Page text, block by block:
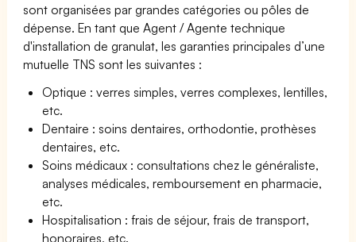
sont organisées par grandes catégories ou pôles de
dépense. En tant que Agent / Agente technique
d'installation de granulat, les garanties principales d’une
mutuelle TNS sont les suivantes :
Optique : verres simples, verres complexes, lentilles,
etc.
Dentaire : soins dentaires, orthodontie, prothèses
dentaires, etc.
Soins médicaux : consultations chez le généraliste,
analyses médicales, remboursement en pharmacie,
etc.
Hospitalisation : frais de séjour, frais de transport,
honoraires, etc.